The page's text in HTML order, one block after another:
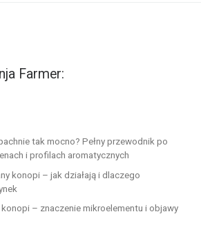
Farmer:
tak mocno? Pełny przewodnik po
i profilach aromatycznych
konopi – jak działają i dlaczego
– znaczenie mikroelementu i objawy